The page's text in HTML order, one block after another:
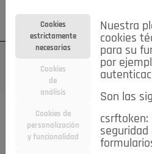
Su cuenta Regístrese
Todas las noticias..
#TePrestoMisOjos Caridad
Economía
Cookies
estrictamente
necesarias
Cookies
de
análisis
Cookies de
personalización
y funcionalidad
Nuestra
cookies
para su
por
Son las
csrftoken:
seguridad